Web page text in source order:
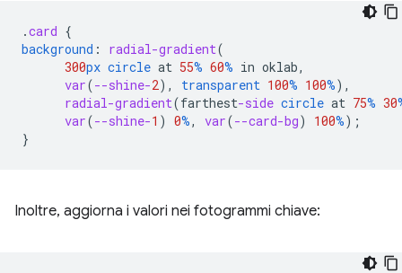
.card {
background : radial-gradient(
300px circle at 55% 60% in oklab,
var(--shine-2), transparent 100% 100%),
radial-gradient(farthest-side circle at 75% 30
var(--shine-1 ) 0%, var(--card-bg) 100%);
}
Inoltre, aggiorna i valori nei fotogrammi chiave: